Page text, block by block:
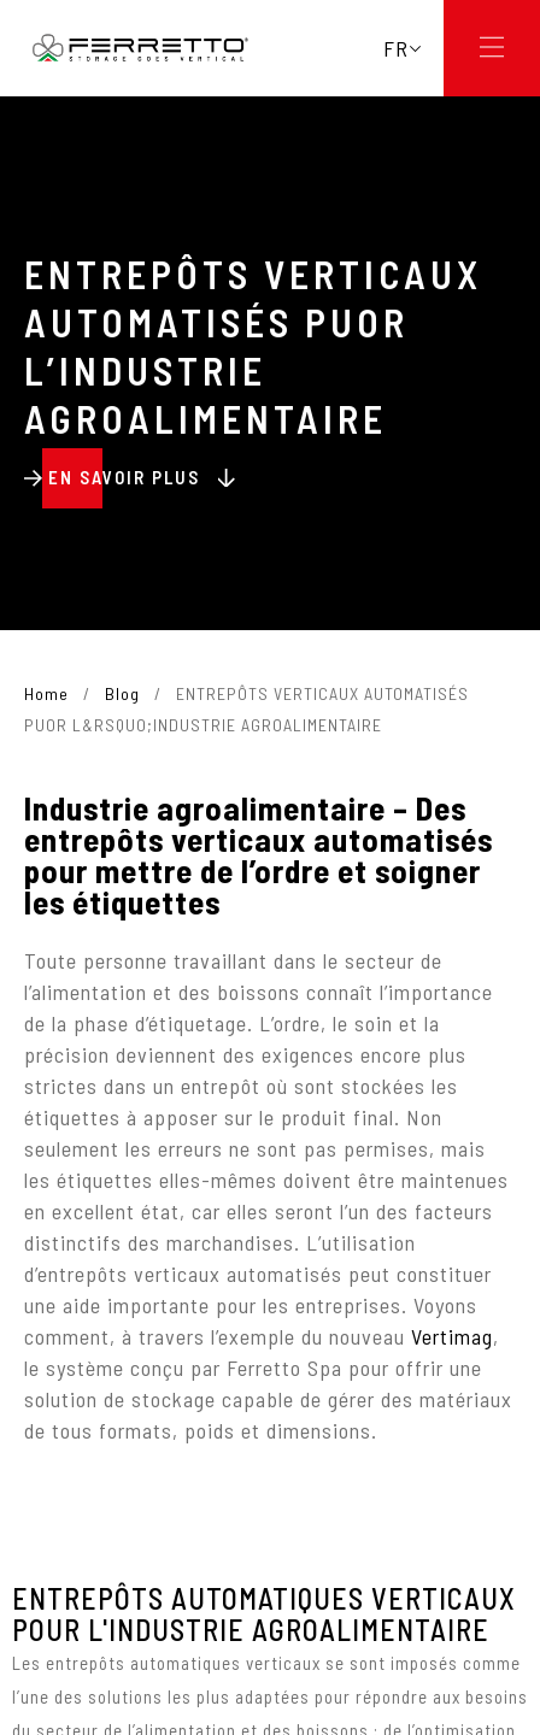
FR
ENTREPÔTS VERTICAUX
AUTOMATISÉS PUOR
L’INDUSTRIE
AGROALIMENTAIRE
EN SAVOIR PLUS
Home / Blog /
ENTREPÔTS VERTICAUX AUTOMATISÉS
PUOR L&RSQUO;INDUSTRIE AGROALIMENTAIRE
Industrie agroalimentaire – Des
entrepôts verticaux automatisés
pour mettre de l’ordre et soigner
les étiquettes
Toute personne travaillant dans le secteur de
l’alimentation et des boissons connaît l’importance
de la phase d’étiquetage. L’ordre, le soin et la
précision deviennent des exigences encore plus
strictes dans un entrepôt où sont stockées les
étiquettes à apposer sur le produit final. Non
seulement les erreurs ne sont pas permises, mais
les étiquettes elles-mêmes doivent être maintenues
en excellent état, car elles seront l’un des facteurs
distinctifs des marchandises. L’utilisation
d’entrepôts verticaux automatisés peut constituer
une aide importante pour les entreprises. Voyons
comment, à travers l’exemple du nouveau Vertimag,
le système conçu par Ferretto Spa pour offrir une
solution de stockage capable de gérer des matériaux
de tous formats, poids et dimensions.
ENTREPÔTS AUTOMATIQUES VERTICAUX
POUR L'INDUSTRIE AGROALIMENTAIRE
Les entrepôts automatiques verticaux se sont imposés comme
l’une des solutions les plus adaptées pour répondre aux besoins
du secteur de l’alimentation et des boissons : de l’optimisation